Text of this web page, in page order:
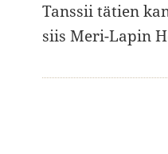
Tanssii tätien
siis Meri-Lapin